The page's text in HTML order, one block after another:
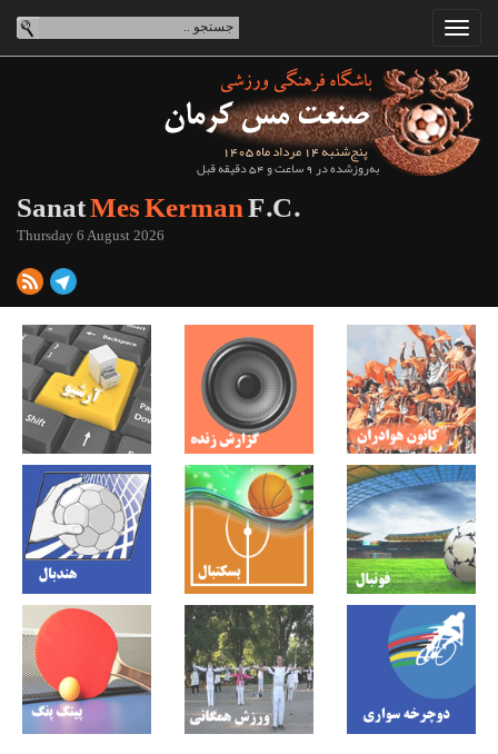
پنج‌شنبه 14 مرداد ماه 1405
به‌روزشده در 9 ساعت و 54 دقیقه قبل
SanatMes KermanF.C.
Thursday 6 August 2026